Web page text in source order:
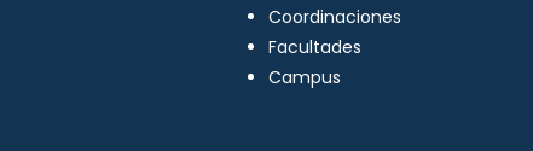
Coordinaciones
Facultades
Campus